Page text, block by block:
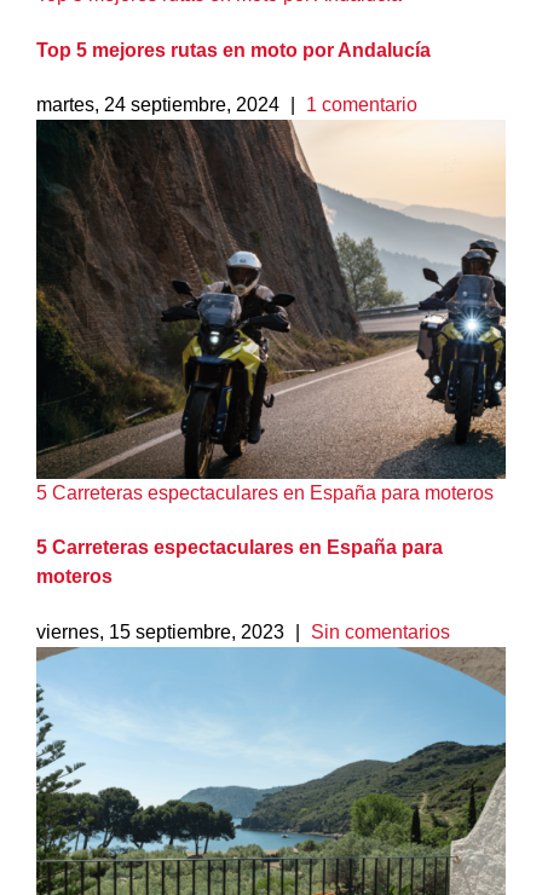
Top 5 mejores rutas en moto por Andalucía
martes, 24 septiembre, 2024 1 comentario
5 Carreteras espectaculares en España para moteros
5 Carreteras espectaculares en España para
moteros
viernes, 15 septiembre, 2023 Sin comentarios